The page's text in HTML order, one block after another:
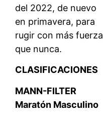
del 2022, de nuevo
en primavera, para
rugir con más fuerza
que nunca.
CLASIFICACIONES
MANN-FILTER
Maratón Masculino